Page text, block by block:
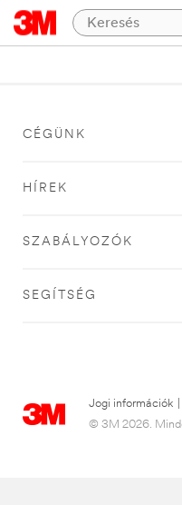
CÉGÜNK
HÍREK
SZABÁLYOZÓK
SEGÍTSÉG
Jogi információk
© 3M 2026.